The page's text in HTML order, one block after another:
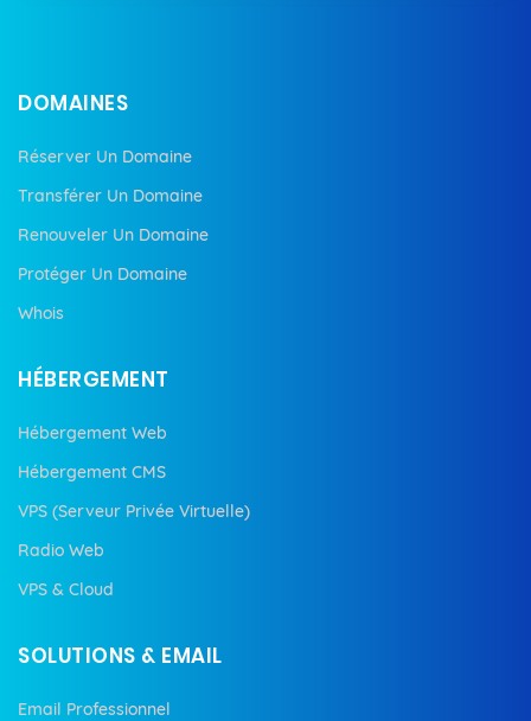
DOMAINES
Réserver Un Domaine
Transférer Un Domaine
Renouveler Un Domaine
Protéger Un Domaine
Whois
HÉBERGEMENT
Hébergement Web
Hébergement CMS
VPS (Serveur Privée Virtuelle)
Radio Web
VPS & Cloud
SOLUTIONS & EMAIL
Email Professionnel